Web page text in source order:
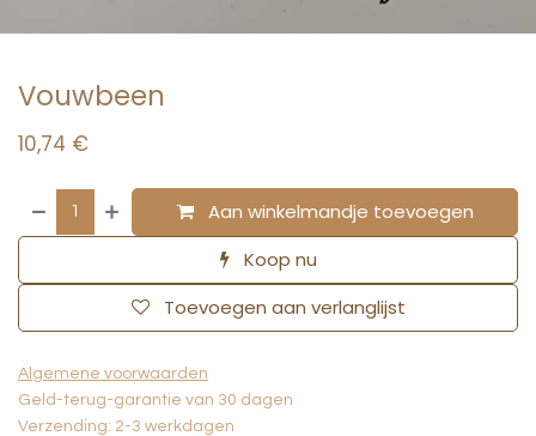
Vouwbeen
10,74 €
Aan winkelmandje toevoegen
Koop nu
Toevoegen aan verlanglijst
Algemene voorwaarden
Geld-terug-garantie van 30 dagen
Verzending: 2-3 werkdagen